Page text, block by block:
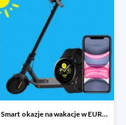
Smart okazje na wakacje w EURO RTV AGD do -40%